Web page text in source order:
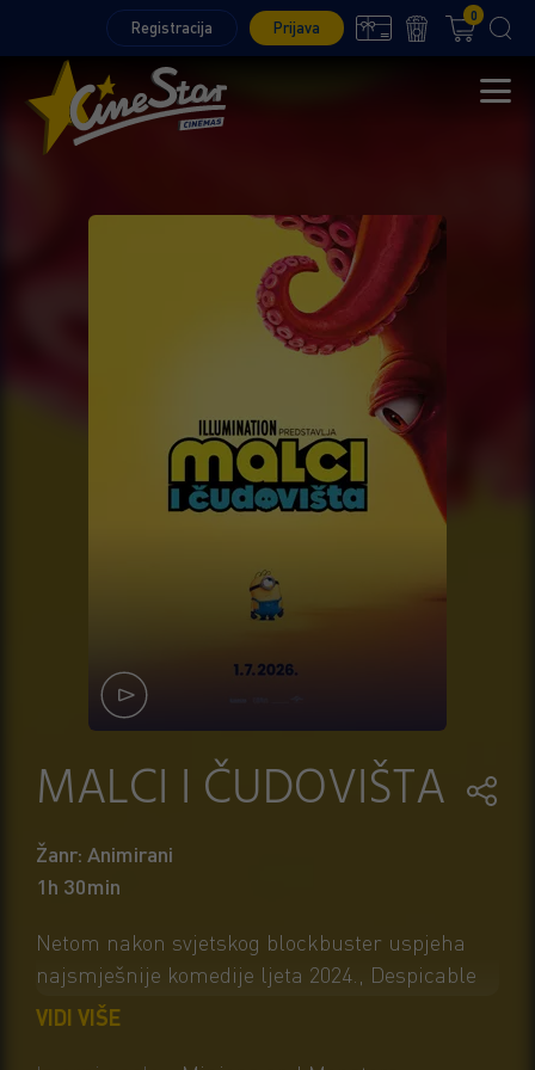
Registracija Prijava
0
MALCI I ČUDOVIŠTA
Žanr: Animirani
1h 30min
Netom nakon svjetskog blockbuster uspjeha
najsmješnije komedije ljeta 2024., Despicable
Me 4, Illumination proširuje svoj radosni
VIDI VIŠE